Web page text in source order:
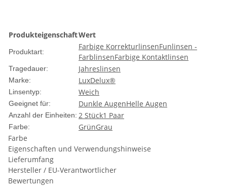
ProdukteigenschaftWert
Produktart:
Farbige KorrekturlinsenFunlinsen -
FarblinsenFarbige Kontaktlinsen
Tragedauer: Jahreslinsen
Marke: LuxDelux®
Linsentyp: Weich
Geeignet für: Dunkle AugenHelle Augen
Anzahl der Einheiten: 2 Stück1 Paar
Farbe: GrünGrau
Farbe
Eigenschaften und Verwendungshinweise
Lieferumfang
Hersteller / EU-Verantwortlicher
Bewertungen